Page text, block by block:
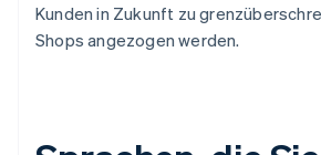
Kunden in Zukunft zu
Shops angezogen werden.